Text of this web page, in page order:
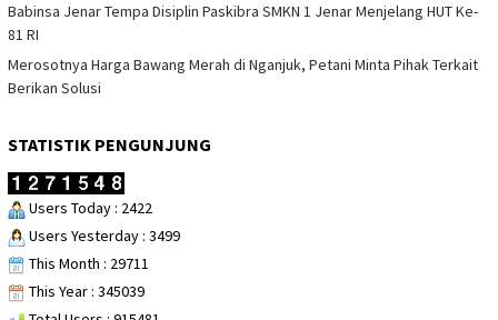
Babinsa Jenar Tempa Disiplin Paskibra SMKN 1 Jenar Menjelang HUT Ke-
81 RI
Merosotnya Harga Bawang Merah di Nganjuk, Petani Minta Pihak Terkait
Berikan Solusi
STATISTIK PENGUNJUNG
Users Today : 2422
Users Yesterday : 3499
This Month : 29711
This Year : 345039